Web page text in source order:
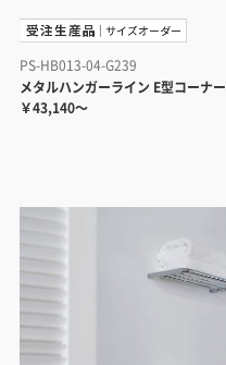
PS-HB013-04-G239
メタルハンガーライン E型コーナー
￥43,140～